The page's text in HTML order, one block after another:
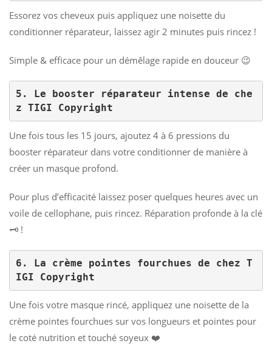
Essorez vos cheveux puis appliquez une noisette du
conditionner réparateur, laissez agir 2 minutes puis rincez !
Simple & efficace pour un démêlage rapide en douceur 😉
5. Le booster réparateur intense de che
z TIGI Copyright
Une fois tous les 15 jours, ajoutez 4 à 6 pressions du
booster réparateur dans votre conditionner de manière à
créer un masque profond.
Pour plus d’efficacité laissez poser quelques heures avec un
voile de cellophane, puis rincez. Réparation profonde à la clé
🗝️ !
6. La crème pointes fourchues de chez T
IGI Copyright
Une fois votre masque rincé, appliquez une noisette de la
crème pointes fourchues sur vos longueurs et pointes pour
le coté nutrition et touché soyeux ❤️